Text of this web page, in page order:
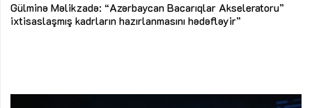
Gülminə Məlikzadə: “Azərbaycan Bacarıqlar Akseleratoru”
ixtisaslaşmış kadrların hazırlanmasını hədəfləyir”